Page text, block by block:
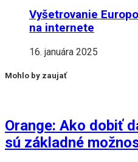
Vyšetrovanie
na internete
16. januára 2025
Mohlo by zaujať
Orange: Ako dobiť
sú základné